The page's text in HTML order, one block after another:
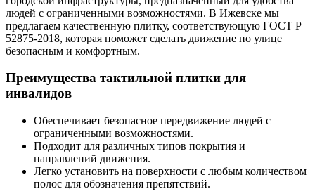
людей с ограниченными возможностями. В Ижевске мы
предлагаем качественную плитку, соответствующую ГОСТ Р
52875-2018, которая поможет сделать движение по улице
безопасным и комфортным.
Преимущества тактильной плитки для
инвалидов
Обеспечивает безопасное передвижение людей с
ограниченными возможностями.
Подходит для различных типов покрытия и
направлений движения.
Легко установить на поверхности с любым количеством
полос для обозначения препятствий.